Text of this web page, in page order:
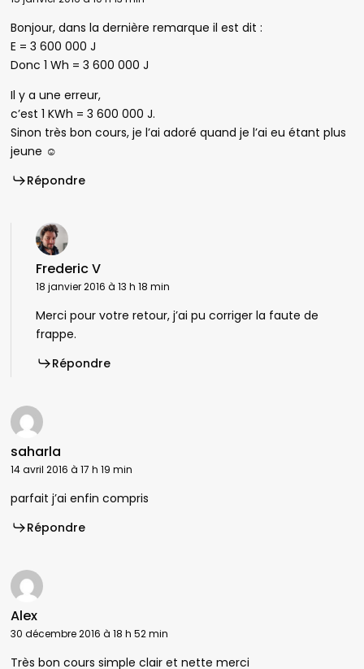
Bonjour, dans la dernière remarque il est dit :
E = 3 600 000 J
Donc 1 Wh = 3 600 000 J
Il y a une erreur,
c’est 1 KWh = 3 600 000 J.
Sinon très bon cours, je l’ai adoré quand je l’ai eu étant plus
jeune ☺
Répondre
Frederic V
18 janvier 2016 à 13 h 18 min
Merci pour votre retour, j’ai pu corriger la faute de
frappe.
Répondre
saharla
14 avril 2016 à 17 h 19 min
parfait j’ai enfin compris
Répondre
Alex
30 décembre 2016 à 18 h 52 min
Très bon cours simple clair et nette merci